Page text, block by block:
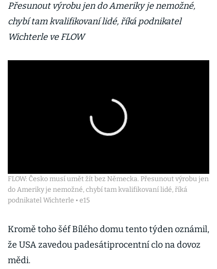
Přesunout výrobu jen do Ameriky je nemožné,
chybí tam kvalifikovaní lidé, říká podnikatel
Wichterle ve FLOW
FLOW: Česko musí umět žít bez Německa. Přesunout výrobu jen
do Ameriky je nemožné, chybí tam kvalifikovaní lidé, říká
podnikatel Wichterle • e15
Kromě toho šéf Bílého domu tento týden oznámil,
že USA zavedou padesátiprocentní clo na dovoz
mědi.